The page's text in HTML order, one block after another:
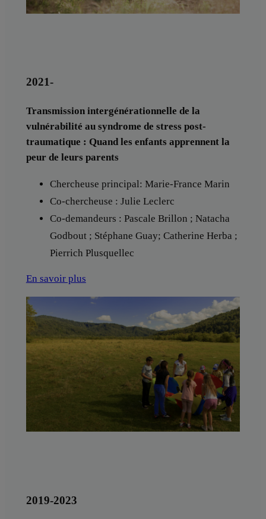
2021-
Transmission intergénérationnelle de la
vulnérabilité au syndrome de stress post-
traumatique : Quand les enfants apprennent la
peur de leurs parents
Chercheuse principal: Marie-France Marin
Co-chercheuse : Julie Leclerc
Co-demandeurs : Pascale Brillon ; Natacha
Godbout ; Stéphane Guay; Catherine Herba ;
Pierrich Plusquellec
En savoir plus
2019-2023